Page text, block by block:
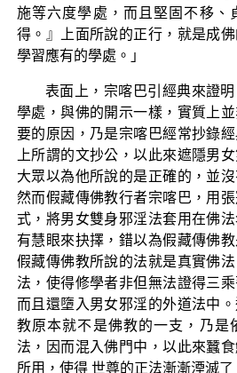
施等六度學處，而且堅固不移、
得。』上面所說的正行，就是成
學習應有的學處。」
表面上，宗喀巴引經典來證
學處，與佛的開示一樣，實質上
要的原因，乃是宗喀巴經常抄錄
上所謂的文抄公，以此來遮隱男
大眾以為他所說的是正確的，並
然而假藏傳佛教行者宗喀巴，用
式，將男女雙身邪淫法套用在佛
有慧眼來抉擇，錯以為假藏傳佛
假藏傳佛教所說的法就是真實佛
法，使得修學者非但無法證得三
而且還墮入男女邪淫的外道法中
教原本就不是佛教的一支，乃是
法，因而混入佛門中，以此來蠶
所用，使得 世尊的正法漸漸湮滅了